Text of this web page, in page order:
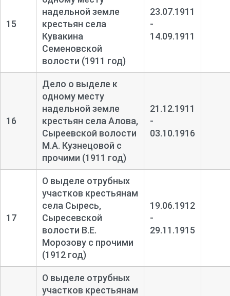
15
надельной земле
крестьян села
Кувакина
Семеновской
волости (1911 год)
23.07.1911
-
14.09.1911
16
Дело о выделе к
одному месту
надельной земле
крестьян села Алова,
Сыреевской волости
М.А. Кузнецовой с
прочими (1911 год)
21.12.1911
-
03.10.1916
17
О выделе отрубных
участков крестьянам
села Сыресь,
Сыресевской
волости В.Е.
Морозову с прочими
(1912 год)
19.06.1912
-
29.11.1915
О выделе отрубных
участков крестьянам